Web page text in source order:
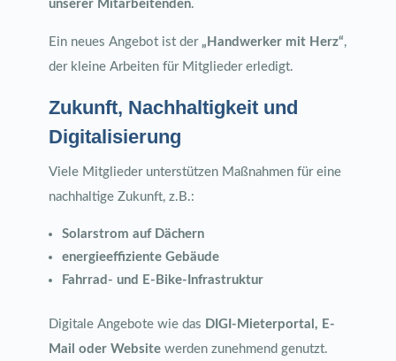
unserer Mitarbeitenden.
Ein neues Angebot ist der „Handwerker mit Herz“,
der kleine Arbeiten für Mitglieder erledigt.
Zukunft, Nachhaltigkeit und
Digitalisierung
Viele Mitglieder unterstützen Maßnahmen für eine
nachhaltige Zukunft, z.B.:
Solarstrom auf Dächern
energieeffiziente Gebäude
Fahrrad- und E-Bike-Infrastruktur
Digitale Angebote wie das DIGI-Mieterportal, E-
Mail oder Websitewerden zunehmend genutzt.